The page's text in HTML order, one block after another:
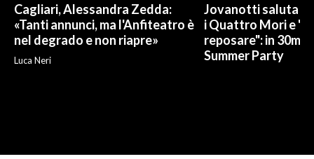
Cagliari, Alessandra Zedda:
«Tanti annunci, ma l'Anfiteatro è
nel degrado e non riapre»
Luca Neri
Jovanotti saluta la
i Quattro Mori e
reposare": in
Summer Party